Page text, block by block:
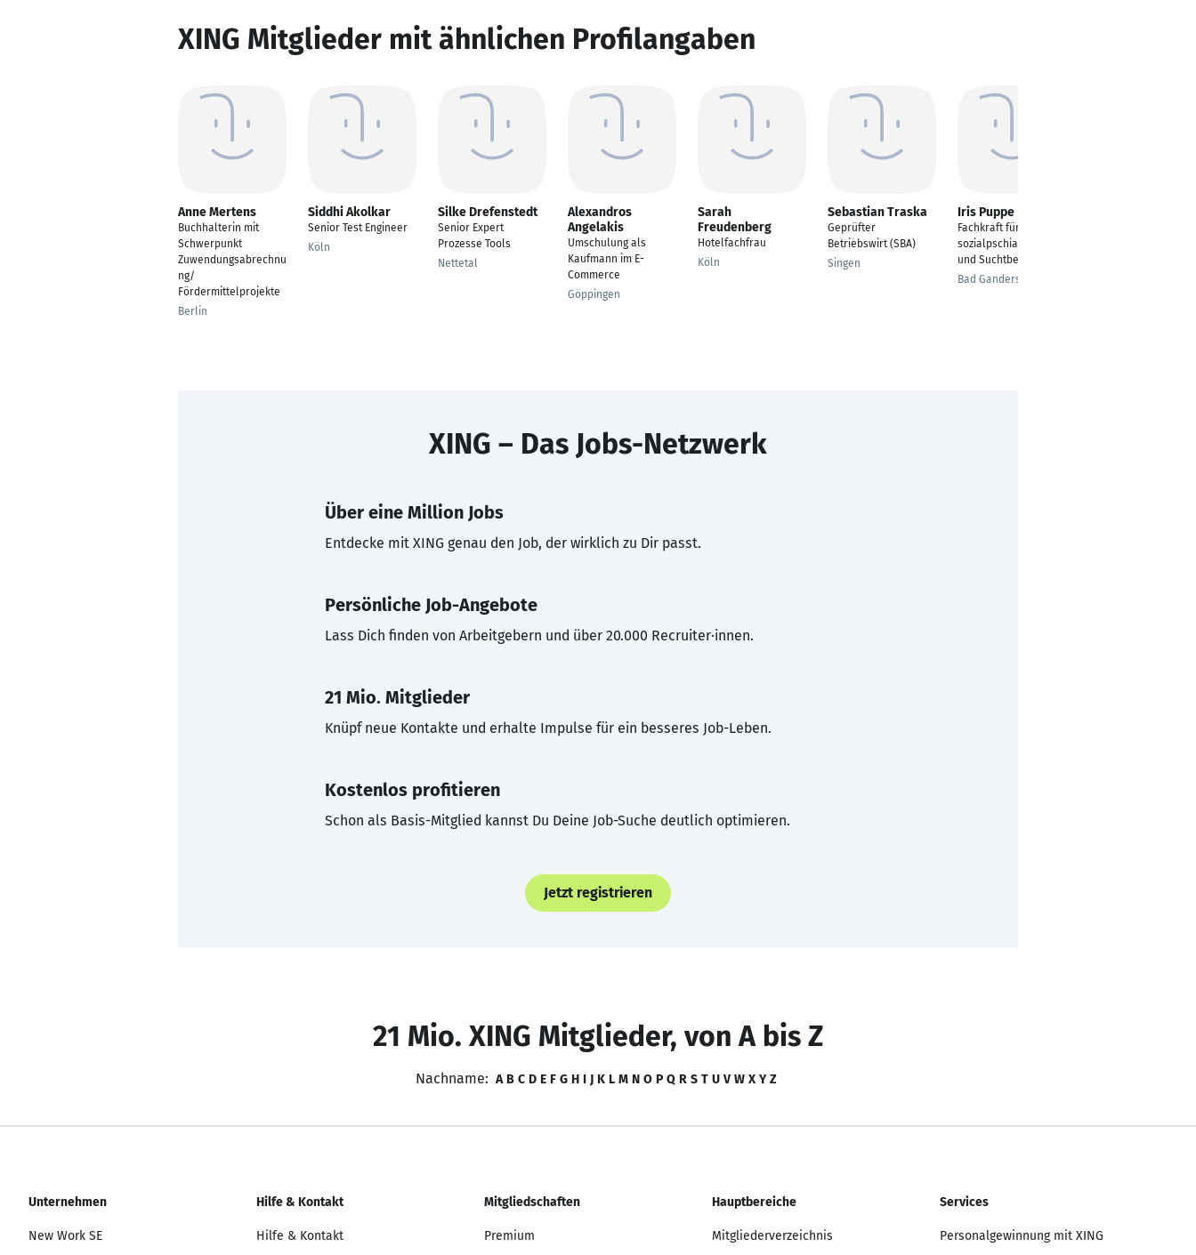
XING Mitglieder mit ähnlichen Profilangaben
Anne Mertens
Buchhalterin mit
Schwerpunkt
Zuwendungsabrechnu
ng/
Fördermittelprojekte
Berlin
Siddhi Akolkar
Senior Test Engineer
Köln
Silke Drefenstedt
Senior Expert
Prozesse Tools
Nettetal
Alexandros
Angelakis
Umschulung als
Kaufmann im E-
Commerce
Göppingen
Sarah
Freudenberg
Hotelfachfrau
Köln
Sebastian Traska
Geprüfter
Betriebswirt (SBA)
Singen
Iris Puppe
Fachkraft für die
sozialpschiatrische -
und Suchtberatung
Bad Gandersheim
XING – Das Jobs-Netzwerk
Über eine Million Jobs
Entdecke mit XING genau den Job, der wirklich zu Dir passt.
Persönliche Job-Angebote
Lass Dich finden von Arbeitgebern und über 20.000 Recruiter·innen.
21 Mio. Mitglieder
Knüpf neue Kontakte und erhalte Impulse für ein besseres Job-Leben.
Kostenlos profitieren
Schon als Basis-Mitglied kannst Du Deine Job-Suche deutlich optimieren.
Jetzt registrieren
21 Mio. XING Mitglieder, von A bis Z
Nachname: A B C D E F G H I J K L M N O P Q R S T U V W X Y Z
Unternehmen
New Work SE
Hilfe & Kontakt
Hilfe & Kontakt
Mitgliedschaften
Premium
Hauptbereiche
Mitgliederverzeichnis
Services
Personalgewinnung mit XING